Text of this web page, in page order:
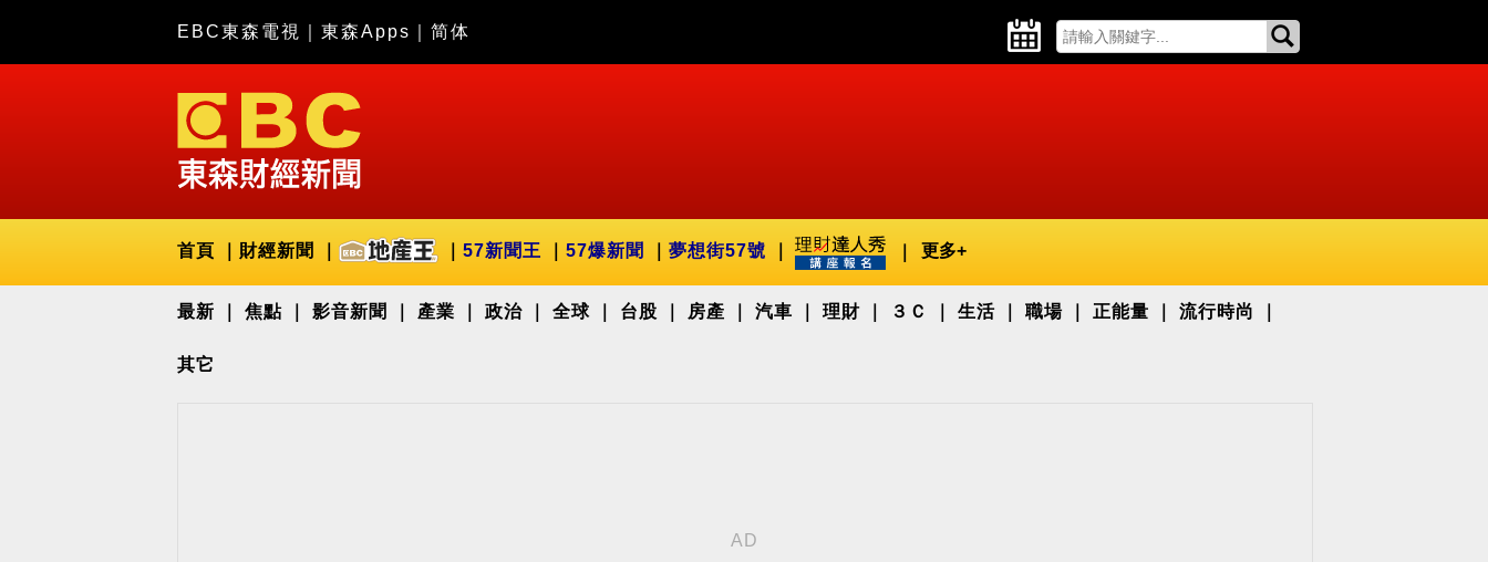
EBC東森電視 東森Apps 简体
首頁 財經新聞 57新聞王 57爆新聞 夢想街57號 更多+
最新 焦點 影音新聞 產業 政治 全球 台股 房產 汽車 理財 ３Ｃ 生活 職場 正能量 流行時尚
其它